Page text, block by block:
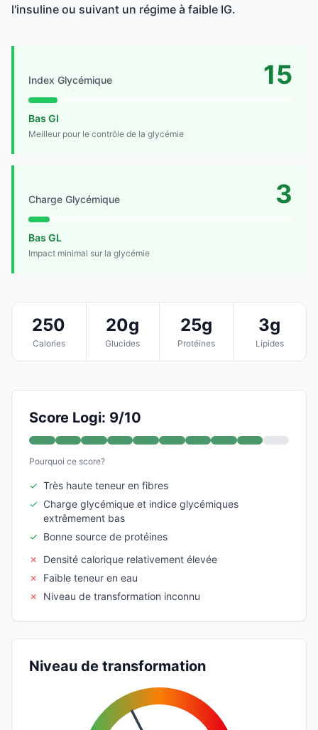
l'insuline ou suivant un régime à faible IG.
Index Glycémique 15
Bas GI
Meilleur pour le contrôle de la glycémie
Charge Glycémique 3
Bas GL
Impact minimal sur la glycémie
250
Calories
20g
Glucides
25g
Protéines
3g
Lipides
Score Logi: 9/10
Pourquoi ce score?
✓ Très haute teneur en fibres
✓ Charge glycémique et indice glycémiques
extrêmement bas
✓ Bonne source de protéines
✗
Densité calorique relativement élevée
✗
Faible teneur en eau
✗
Niveau de transformation inconnu
Niveau de transformation